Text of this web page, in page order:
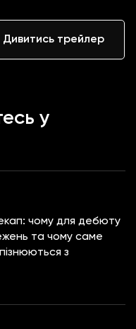
Дивитись трейлер
у
чому для дебюту
та чому саме
з